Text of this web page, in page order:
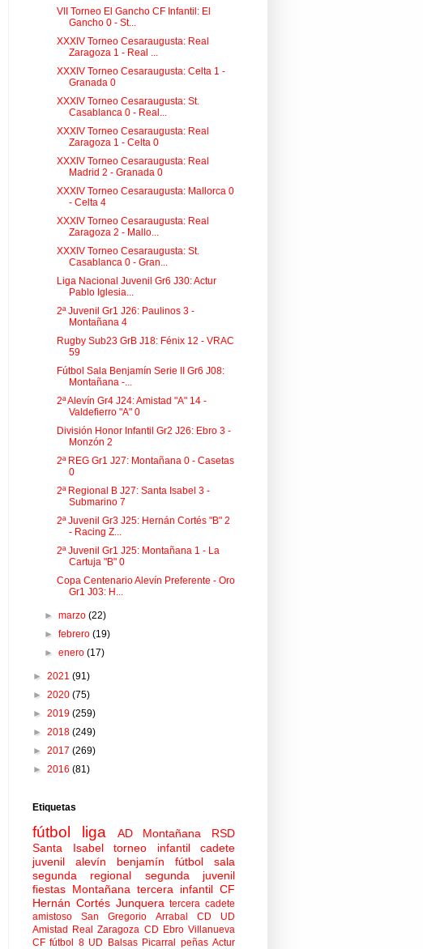
VII Torneo El Gancho CF Infantil: El
Gancho 0 - St...
XXXIV Torneo Cesaraugusta: Real
Zaragoza 1 - Real ...
XXXIV Torneo Cesaraugusta: Celta 1 -
Granada 0
XXXIV Torneo Cesaraugusta: St.
Casablanca 0 - Real...
XXXIV Torneo Cesaraugusta: Real
Zaragoza 1 - Celta 0
XXXIV Torneo Cesaraugusta: Real
Madrid 2 - Granada 0
XXXIV Torneo Cesaraugusta: Mallorca 0
- Celta 4
XXXIV Torneo Cesaraugusta: Real
Zaragoza 2 - Mallo...
XXXIV Torneo Cesaraugusta: St.
Casablanca 0 - Gran...
Liga Nacional Juvenil Gr6 J30: Actur
Pablo Iglesia...
2ª Juvenil Gr1 J26: Paulinos 3 -
Montañana 4
Rugby Sub23 GrB J18: Fénix 12 - VRAC
59
Fútbol Sala Benjamín Serie II Gr6 J08:
Montañana -...
2ª Alevín Gr4 J24: Amistad "A" 14 -
Valdefierro "A" 0
División Honor Infantil Gr2 J26: Ebro 3 -
Monzón 2
2ª REG Gr1 J27: Montañana 0 - Casetas
0
2ª Regional B J27: Santa Isabel 3 -
Submarino 7
2ª Juvenil Gr3 J25: Hernán Cortés "B" 2
- Racing Z...
2ª Juvenil Gr1 J25: Montañana 1 - La
Cartuja "B" 0
Copa Centenario Alevín Preferente - Oro
Gr1 J03: H...
►marzo(22)
►febrero(19)
►enero(17)
► 2021 (91)
► 2020 (75)
► 2019 (259)
► 2018 (249)
► 2017 (269)
► 2016 (81)
Etiquetas
fútbol liga AD Montañana
RSD
Santa Isabel
torneo infantil
cadete
juvenil
alevín benjamín
fútbol sala
segunda regional
segunda juvenil
fiestas Montañana tercera infantil CF
Hernán Cortés Junquera tercera cadete
amistoso
San Gregorio Arrabal CD
UD
Amistad
Real Zaragoza CD Ebro Villanueva
CF fútbol 8 UD Balsas Picarral peñas Actur